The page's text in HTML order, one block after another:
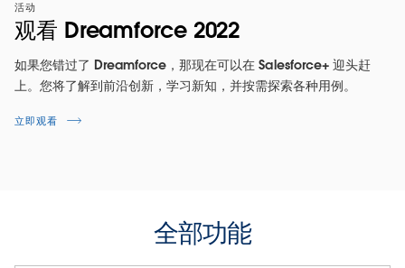
活动
观看 Dreamforce 2022
如果您错过了 Dreamforce，那现在可以在 Salesforce+ 迎头赶
上。您将了解到前沿创新，学习新知，并按需探索各种用例。
立即观看
全部功能